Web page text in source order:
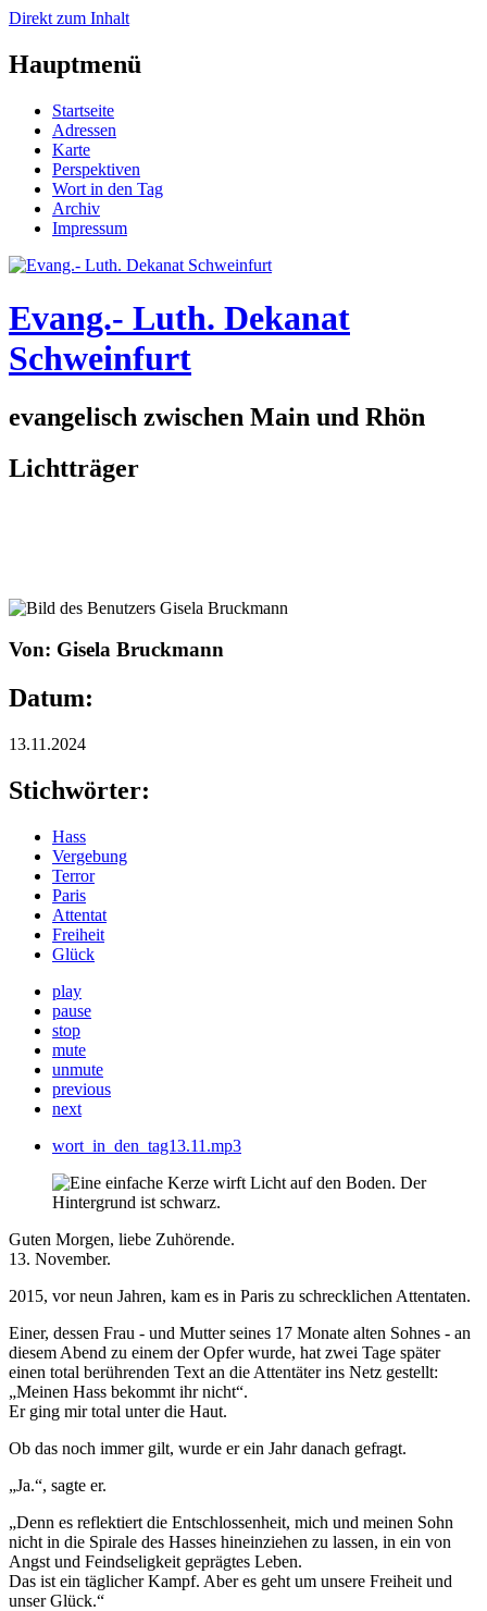
Direkt zum Inhalt
Hauptmenü
Startseite
Adressen
Karte
Perspektiven
Wort in den Tag
Archiv
Impressum
Evang.- Luth. Dekanat
Schweinfurt
evangelisch zwischen Main und Rhön
Lichtträger
Von: Gisela Bruckmann
Datum:
13.11.2024
Stichwörter:
Hass
Vergebung
Terror
Paris
Attentat
Freiheit
Glück
play
pause
stop
mute
unmute
previous
next
wort_in_den_tag13.11.mp3
Guten Morgen, liebe Zuhörende.
13. November.
2015, vor neun Jahren, kam es in Paris zu schrecklichen Attentaten.
Einer, dessen Frau - und Mutter seines 17 Monate alten Sohnes - an
diesem Abend zu einem der Opfer wurde, hat zwei Tage später
einen total berührenden Text an die Attentäter ins Netz gestellt:
„Meinen Hass bekommt ihr nicht“.
Er ging mir total unter die Haut.
Ob das noch immer gilt, wurde er ein Jahr danach gefragt.
„Ja.“, sagte er.
„Denn es reflektiert die Entschlossenheit, mich und meinen Sohn
nicht in die Spirale des Hasses hineinziehen zu lassen, in ein von
Angst und Feindseligkeit geprägtes Leben.
Das ist ein täglicher Kampf. Aber es geht um unsere Freiheit und
unser Glück.“